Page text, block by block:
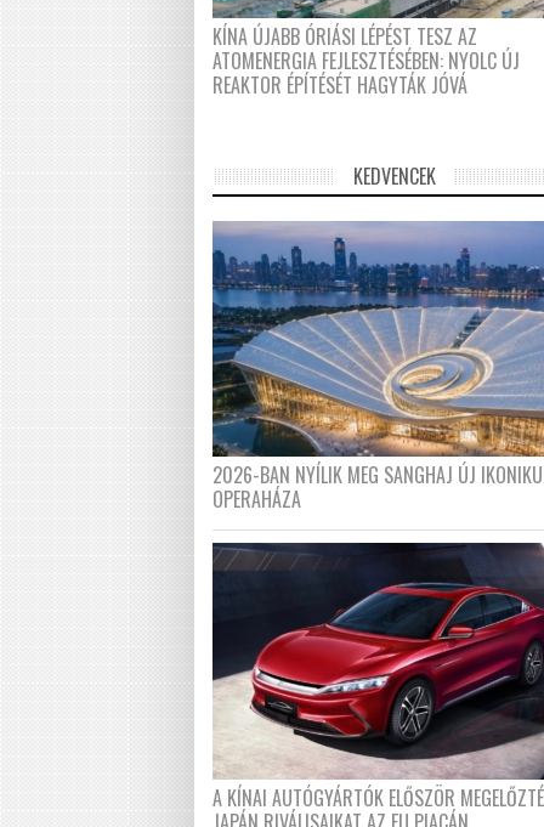
KÍNA ÚJABB ÓRIÁSI LÉPÉST TESZ AZ
ATOMENERGIA FEJLESZTÉSÉBEN: NYOLC ÚJ
REAKTOR ÉPÍTÉSÉT HAGYTÁK JÓVÁ
KEDVENCEK
2026-BAN NYÍLIK MEG SANGHAJ ÚJ
OPERAHÁZA
A KÍNAI AUTÓGYÁRTÓK ELŐSZÖR